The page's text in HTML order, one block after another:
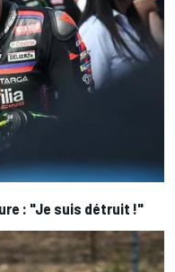
: "Je suis détruit !"